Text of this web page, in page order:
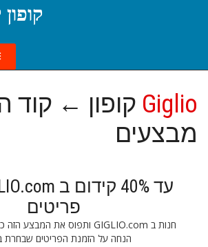
Giglio קופון ←
מבצעים
פריטים
הנחה על הזמנת הפריטים שבחרת